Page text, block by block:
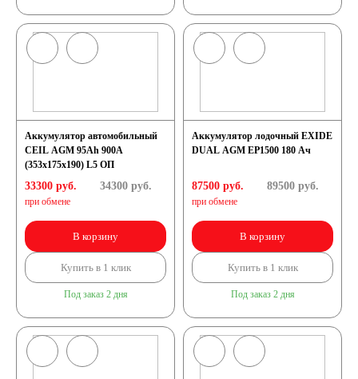
Аккумулятор автомобильный
CEIL AGM 95Ah 900A
(353x175x190) L5 ОП
33300 руб.
при обмене
34300руб.
В корзину
Купить в 1 клик
Под заказ 2 дня
Аккумулятор лодочный EXIDE
DUAL AGM EP1500 180 Ач
87500 руб.
при обмене
89500руб.
В корзину
Купить в 1 клик
Под заказ 2 дня